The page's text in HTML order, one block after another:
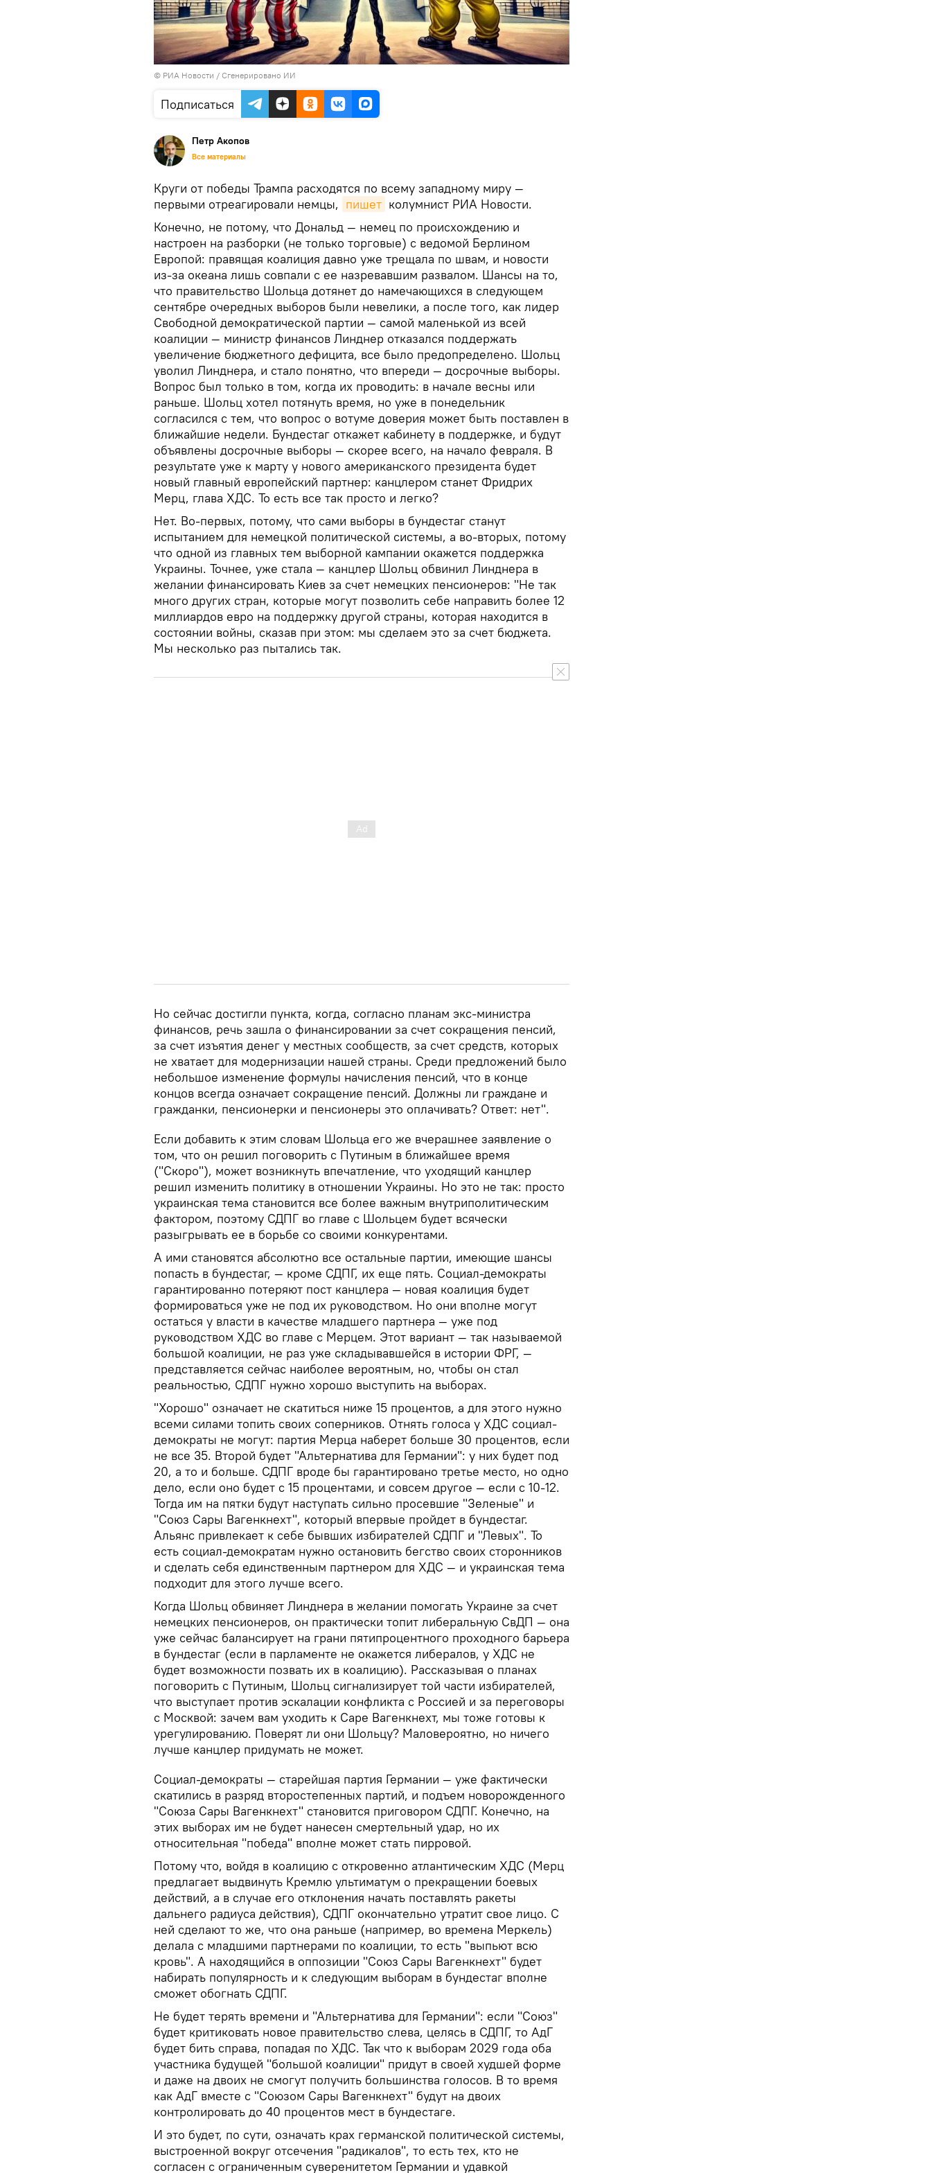
© РИА Новости / Сгенерировано ИИ
Подписаться
Петр Акопов
Все материалы
Круги от победы Трампа расходятся по всему западному миру —
первыми отреагировали немцы, пишет колумнист РИА Новости.
Конечно, не потому, что Дональд — немец по происхождению и
настроен на разборки (не только торговые) с ведомой Берлином
Европой: правящая коалиция давно уже трещала по швам, и новости
из-за океана лишь совпали с ее назревавшим развалом. Шансы на то,
что правительство Шольца дотянет до намечающихся в следующем
сентябре очередных выборов были невелики, а после того, как лидер
Свободной демократической партии — самой маленькой из всей
коалиции — министр финансов Линднер отказался поддержать
увеличение бюджетного дефицита, все было предопределено. Шольц
уволил Линднера, и стало понятно, что впереди — досрочные выборы.
Вопрос был только в том, когда их проводить: в начале весны или
раньше. Шольц хотел потянуть время, но уже в понедельник
согласился с тем, что вопрос о вотуме доверия может быть поставлен в
ближайшие недели. Бундестаг откажет кабинету в поддержке, и будут
объявлены досрочные выборы — скорее всего, на начало февраля. В
результате уже к марту у нового американского президента будет
новый главный европейский партнер: канцлером станет Фридрих
Мерц, глава ХДС. То есть все так просто и легко?
Нет. Во-первых, потому, что сами выборы в бундестаг станут
испытанием для немецкой политической системы, а во-вторых, потому
что одной из главных тем выборной кампании окажется поддержка
Украины. Точнее, уже стала — канцлер Шольц обвинил Линднера в
желании финансировать Киев за счет немецких пенсионеров: "Не так
много других стран, которые могут позволить себе направить более 12
миллиардов евро на поддержку другой страны, которая находится в
состоянии войны, сказав при этом: мы сделаем это за счет бюджета.
Мы несколько раз пытались так.
Но сейчас достигли пункта, когда, согласно планам экс-министра
финансов, речь зашла о финансировании за счет сокращения пенсий,
за счет изъятия денег у местных сообществ, за счет средств, которых
не хватает для модернизации нашей страны. Среди предложений было
небольшое изменение формулы начисления пенсий, что в конце
концов всегда означает сокращение пенсий. Должны ли граждане и
гражданки, пенсионерки и пенсионеры это оплачивать? Ответ: нет".
Если добавить к этим словам Шольца его же вчерашнее заявление о
том, что он решил поговорить с Путиным в ближайшее время
("Скоро"), может возникнуть впечатление, что уходящий канцлер
решил изменить политику в отношении Украины. Но это не так: просто
украинская тема становится все более важным внутриполитическим
фактором, поэтому СДПГ во главе с Шольцем будет всячески
разыгрывать ее в борьбе со своими конкурентами.
А ими становятся абсолютно все остальные партии, имеющие шансы
попасть в бундестаг, — кроме СДПГ, их еще пять. Социал-демократы
гарантированно потеряют пост канцлера — новая коалиция будет
формироваться уже не под их руководством. Но они вполне могут
остаться у власти в качестве младшего партнера — уже под
руководством ХДС во главе с Мерцем. Этот вариант — так называемой
большой коалиции, не раз уже складывавшейся в истории ФРГ, —
представляется сейчас наиболее вероятным, но, чтобы он стал
реальностью, СДПГ нужно хорошо выступить на выборах.
"Хорошо" означает не скатиться ниже 15 процентов, а для этого нужно
всеми силами топить своих соперников. Отнять голоса у ХДС социал-
демократы не могут: партия Мерца наберет больше 30 процентов, если
не все 35. Второй будет "Альтернатива для Германии": у них будет под
20, а то и больше. СДПГ вроде бы гарантировано третье место, но одно
дело, если оно будет с 15 процентами, и совсем другое — если с 10-12.
Тогда им на пятки будут наступать сильно просевшие "Зеленые" и
"Союз Сары Вагенкнехт", который впервые пройдет в бундестаг.
Альянс привлекает к себе бывших избирателей СДПГ и "Левых". То
есть социал-демократам нужно остановить бегство своих сторонников
и сделать себя единственным партнером для ХДС — и украинская тема
подходит для этого лучше всего.
Когда Шольц обвиняет Линднера в желании помогать Украине за счет
немецких пенсионеров, он практически топит либеральную СвДП — она
уже сейчас балансирует на грани пятипроцентного проходного барьера
в бундестаг (если в парламенте не окажется либералов, у ХДС не
будет возможности позвать их в коалицию). Рассказывая о планах
поговорить с Путиным, Шольц сигнализирует той части избирателей,
что выступает против эскалации конфликта с Россией и за переговоры
с Москвой: зачем вам уходить к Саре Вагенкнехт, мы тоже готовы к
урегулированию. Поверят ли они Шольцу? Маловероятно, но ничего
лучше канцлер придумать не может.
Социал-демократы — старейшая партия Германии — уже фактически
скатились в разряд второстепенных партий, и подъем новорожденного
"Союза Сары Вагенкнехт" становится приговором СДПГ. Конечно, на
этих выборах им не будет нанесен смертельный удар, но их
относительная "победа" вполне может стать пирровой.
Потому что, войдя в коалицию с откровенно атлантическим ХДС (Мерц
предлагает выдвинуть Кремлю ультиматум о прекращении боевых
действий, а в случае его отклонения начать поставлять ракеты
дальнего радиуса действия), СДПГ окончательно утратит свое лицо. С
ней сделают то же, что она раньше (например, во времена Меркель)
делала с младшими партнерами по коалиции, то есть "выпьют всю
кровь". А находящийся в оппозиции "Союз Сары Вагенкнехт" будет
набирать популярность и к следующим выборам в бундестаг вполне
сможет обогнать СДПГ.
Не будет терять времени и "Альтернатива для Германии": если "Союз"
будет критиковать новое правительство слева, целясь в СДПГ, то АдГ
будет бить справа, попадая по ХДС. Так что к выборам 2029 года оба
участника будущей "большой коалиции" придут в своей худшей форме
и даже на двоих не смогут получить большинства голосов. В то время
как АдГ вместе с "Союзом Сары Вагенкнехт" будут на двоих
контролировать до 40 процентов мест в бундестаге.
И это будет, по сути, означать крах германской политической системы,
выстроенной вокруг отсечения "радикалов", то есть тех, кто не
согласен с ограниченным суверенитетом Германии и удавкой